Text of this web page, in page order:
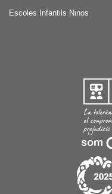
Escoles Infantils Ninos